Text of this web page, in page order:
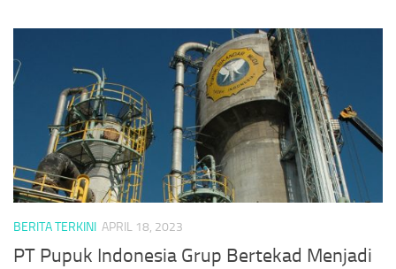
BERITA TERKINI APRIL 18, 2023
PT Pupuk Indonesia Grup Bertekad Menjadi